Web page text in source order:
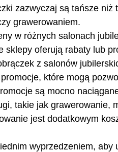
zazwyczaj są tańsze niż
grawerowaniem.
w różnych salonach
sklepy oferują rabaty lub
z salonów
które mogą
są mocno
takie jak grawerowanie,
jest dodatkowym
wyprzedzeniem, aby